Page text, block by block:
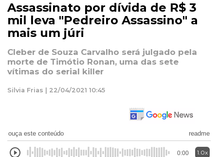
Assassinato por dívida de R$ 3
mil leva "Pedreiro Assassino" a
mais um júri
Cleber de Souza Carvalho será julgado pela
morte de Timótio Ronan, uma das sete
vítimas do serial killer
Silvia Frias | 22/04/2021 10:45
ouça este conteúdo readme
0:00 1.0x